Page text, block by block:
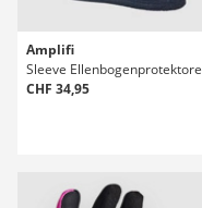
Amplifi
Sleeve
CHF 34,95